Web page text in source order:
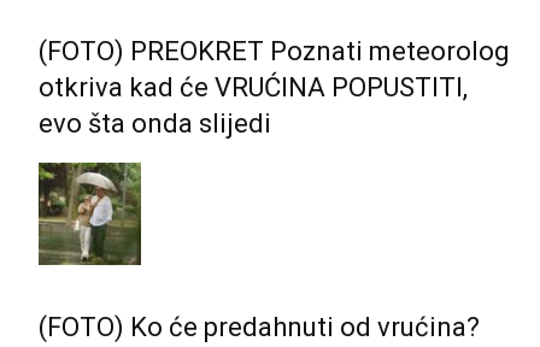
(FOTO) PREOKRET Poznati meteorolog
otkriva kad će VRUĆINA POPUSTITI,
evo šta onda slijedi
(FOTO) Ko će predahnuti od vrućina?